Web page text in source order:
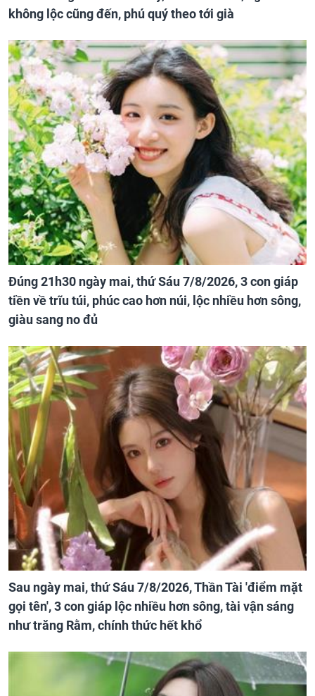
không lộc cũng đến, phú quý theo tới già
Đúng 21h30 ngày mai, thứ Sáu 7/8/2026, 3 con giáp
tiền về trĩu túi, phúc cao hơn núi, lộc nhiều hơn sông,
giàu sang no đủ
Sau ngày mai, thứ Sáu 7/8/2026, Thần Tài 'điểm mặt
gọi tên', 3 con giáp lộc nhiều hơn sông, tài vận sáng
như trăng Rằm, chính thức hết khổ